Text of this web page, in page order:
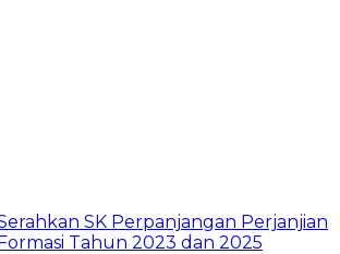
SK Perpanjangan Perjanjian
Tahun 2023 dan 2025